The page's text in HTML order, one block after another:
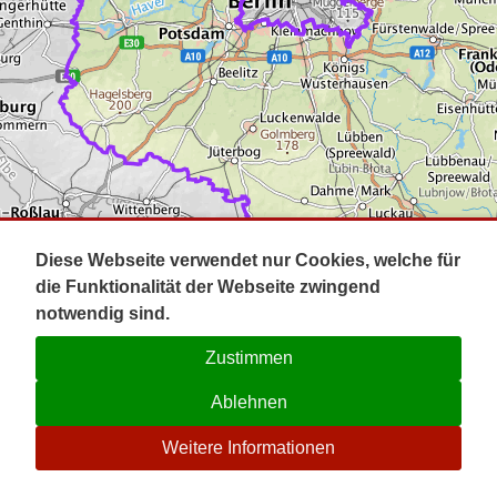
Impressum
Kontakt
☉
Diese Webseite verwendet nur Cookies, welche für
die Funktionalität der Webseite zwingend
notwendig sind.
Zustimmen
Ablehnen
Weitere Informationen